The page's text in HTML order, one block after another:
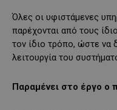
Όλες οι υφιστάμενες
παρέχονται από τους
τον ίδιο τρόπο, ώστε να
λειτουργία του
Παραμένει στο έργο ο